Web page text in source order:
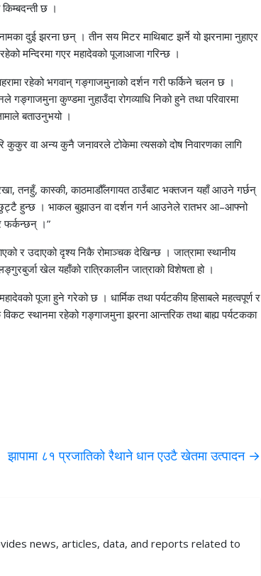
छ ।
दुई झरना छन् । तीन सय मिटर माथिबाट झर्ने यो झरनामा नुहाएर
मन्दिरमा गएर महादेवको पूजाआजा गरिन्छ ।
रहेको भगवान् गङ्गाजमुनाको दर्शन गरी फर्किने चलन छ ।
कुण्डमा नुहाउँदा रोगव्याधि निको हुने तथा परिवारमा
बताउनुभयो ।
कुकुर वा अन्य कुनै जनावरले टोकेमा त्यसको दोष निवारणका लागि
तनहुँ, कास्की, काठमाडौँलगायत ठाउँबाट भक्तजन यहाँ आउने गर्छन्
छुट्टै हुन्छ । भाकल बुझाउन वा दर्शन गर्न आउनेले रातभर आ–आफ्नो
फर्कन्छन् ।”
र उदाएको दृश्य निकै रोमाञ्चक देखिन्छ । जात्रामा स्थानीय
खेल यहाँको रात्रिकालीन जात्राको विशेषता हो ।
पूजा हुने गरेको छ । धार्मिक तथा पर्यटकीय हिसाबले महत्वपूर्ण र
स्थानमा रहेको गङ्गाजमुना झरना आन्तरिक तथा बाह्य पर्यटकका
झापामा ८१ प्रजातिको रैथाने धान एउटै खेतमा उत्पादन →
news, articles, data, and reports related to